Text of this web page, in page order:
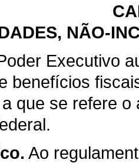
NÃO-
Executivo
benefícios
que se refere
Ao